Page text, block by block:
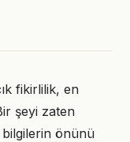
fikirlilik, en
şeyi zaten
önünü